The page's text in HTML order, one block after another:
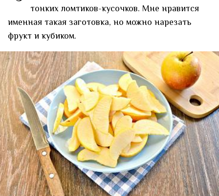
тонких ломтиков-кусочков. Мне нравится
именная такая заготовка, но можно нарезать
фрукт и кубиком.